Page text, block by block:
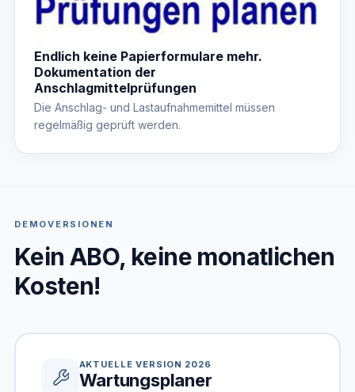
Endlich keine Papierformulare mehr.
Dokumentation der
Anschlagmittelprüfungen
Die Anschlag- und Lastaufnahmemittel müssen
regelmäßig geprüft werden.
DEMOVERSIONEN
Kein ABO, keine monatlichen
Kosten!
AKTUELLE VERSION 2026
Wartungsplaner